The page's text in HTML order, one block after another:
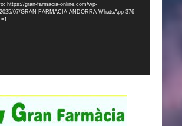
https://gran-farmacia-online.com/wp-
07/GRAN-FARMACIA-ANDORRA-WhatsApp-376-